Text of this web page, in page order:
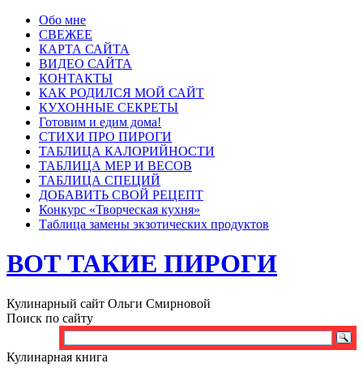
Обо мне
СВЕЖЕЕ
КАРТА САЙТА
ВИДЕО САЙТА
КОНТАКТЫ
КАК РОДИЛСЯ МОЙ САЙТ
КУХОННЫЕ СЕКРЕТЫ
Готовим и едим дома!
СТИХИ ПРО ПИРОГИ
ТАБЛИЦА КАЛОРИЙНОСТИ
ТАБЛИЦА МЕР И ВЕСОВ
ТАБЛИЦА СПЕЦИЙ
ДОБАВИТЬ СВОЙ РЕЦЕПТ
Конкурс «Творческая кухня»
Таблица замены экзотических продуктов
ВОТ ТАКИЕ ПИРОГИ
Кулинарный сайт Ольги Смирновой
Поиск по сайту
Кулинарная книга